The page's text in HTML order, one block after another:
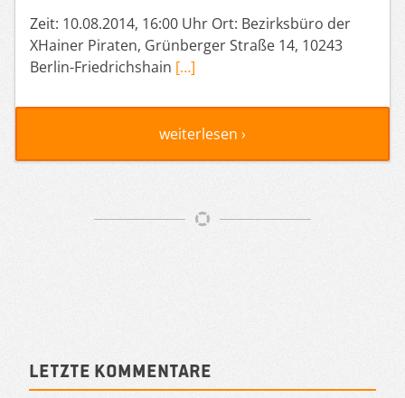
Zeit: 10.08.2014, 16:00 Uhr Ort: Bezirksbüro der
XHainer Piraten, Grünberger Straße 14, 10243
Berlin-Friedrichshain […]
weiterlesen ›
Sidebar
Letzte Kommentare